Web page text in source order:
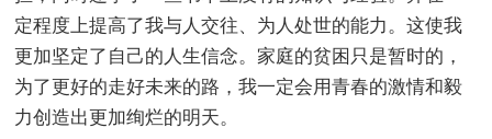
定程度上提高了我与人交往、为人处世的能力。这使我
更加坚定了自己的人生信念。家庭的贫困只是暂时的，
为了更好的走好未来的路，我一定会用青春的激情和毅
力创造出更加绚烂的明天。